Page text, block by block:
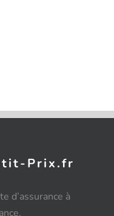
Prix.fr
d’assurance à